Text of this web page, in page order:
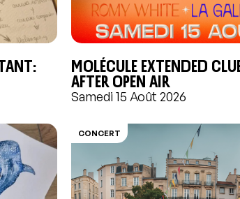
Molécule Extended
After Open air
Samedi 15 Août 2026
CONCERT